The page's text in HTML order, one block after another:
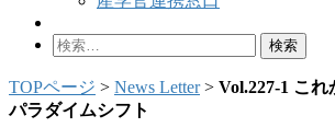
検
TOPページ > News Letter> Vol.227-1 こ
パラダイムシフト